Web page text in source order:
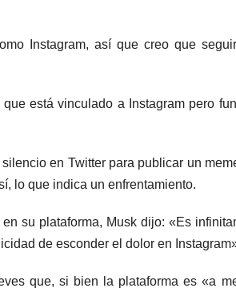
Instagram, así que creo que
está vinculado a Instagram pero
en Twitter para publicar un
lo que indica un enfrentamiento.
su plataforma, Musk dijo: «Es
de esconder el dolor en
que, si bien la plataforma es «a